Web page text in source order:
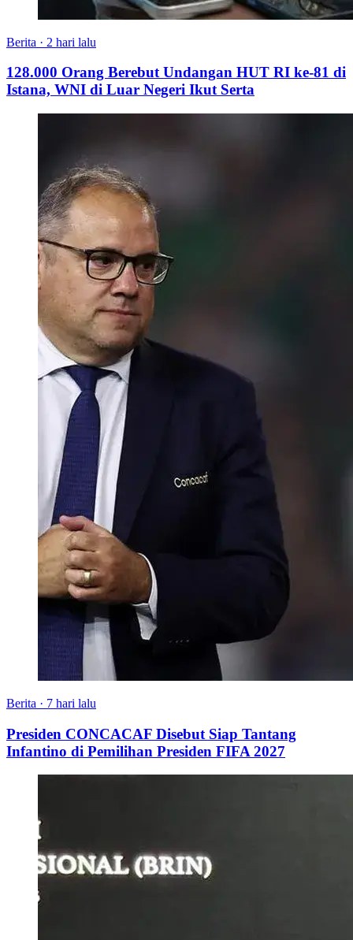
Berita · 2 hari lalu
128.000 Orang Berebut Undangan HUT RI ke-81 di
Istana, WNI di Luar Negeri Ikut Serta
Berita · 7 hari lalu
Presiden CONCACAF Disebut Siap Tantang
Infantino di Pemilihan Presiden FIFA 2027